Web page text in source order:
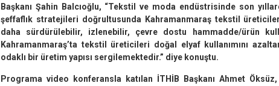
Başkanı Şahin Balcıoğlu, “Tekstil ve moda endüstrisinde son
şeffaflık stratejileri doğrultusunda Kahramanmaraş tekstil
daha sürdürülebilir, izlenebilir, çevre dostu hammadde/ürün
Kahramanmaraş’ta tekstil üreticileri doğal elyaf kullanımını
odaklı bir üretim yapısı sergilemektedir.” diye konuştu.
Programa video konferansla katılan İTHİB Başkanı Ahmet